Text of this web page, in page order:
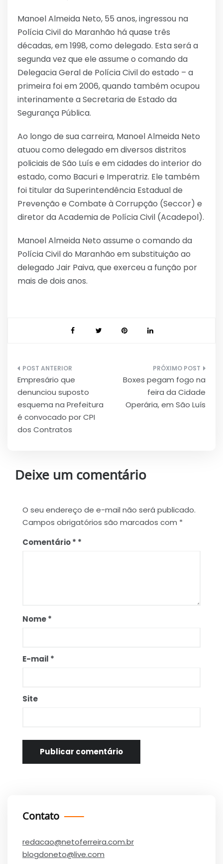
Manoel Almeida Neto, 55 anos, ingressou na
Polícia Civil do Maranhão há quase três
décadas, em 1998, como delegado. Esta será a
segunda vez que ele assume o comando da
Delegacia Geral de Polícia Civil do estado – a
primeira foi em 2006, quando também ocupou
interinamente a Secretaria de Estado da
Segurança Pública.
Ao longo de sua carreira, Manoel Almeida Neto
atuou como delegado em diversos distritos
policiais de São Luís e em cidades do interior do
estado, como Bacuri e Imperatriz. Ele também
foi titular da Superintendência Estadual de
Prevenção e Combate à Corrupção (Seccor) e
diretor da Academia de Polícia Civil (Acadepol).
Manoel Almeida Neto assume o comando da
Polícia Civil do Maranhão em substituição ao
delegado Jair Paiva, que exerceu a função por
mais de dois anos.
Navegação
de
Post
Empresário que
denunciou suposto
esquema na Prefeitura
é convocado por CPI
dos Contratos
Boxes pegam fogo na
feira da Cidade
Operária, em São Luís
Deixe um comentário
O seu endereço de e-mail não será publicado.
Campos obrigatórios são marcados com *
Comentário*
Nome*
E-mail *
Site
Contato
redacao@netoferreira.com.br
blogdoneto@live.com